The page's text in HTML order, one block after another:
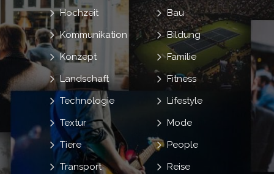
Bau
Bildung
Familie
Fitness
Hochzeit
Kommunikation
Konzept
Landschaft
Lifestyle
Mode
People
Reise
Technologie
Textur
Tiere
Transport